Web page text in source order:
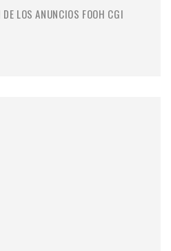
DE LOS ANUNCIOS FOOH CGI